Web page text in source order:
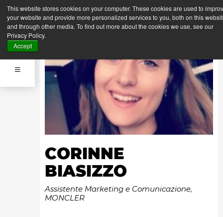
This website stores cookies on your computer. These cookies are used to
your website and provide more personalized services to you, both on this
and through other media. To find out more about the cookies we use, see our
Privacy Policy.
Accept
CORINNE
BIASIZZO
Assistente Marketing e Comunicazione,
MONCLER